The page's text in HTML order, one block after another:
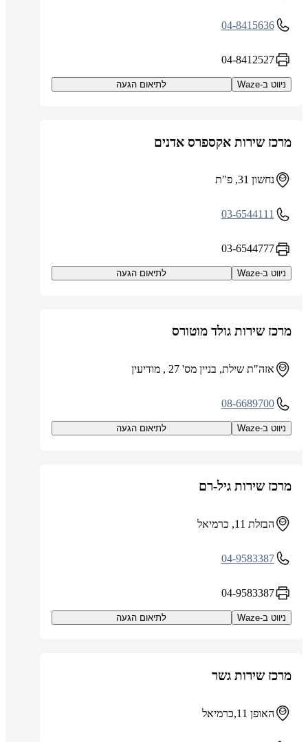
04-8415636
04-8412527
ניווט ב-Waze לתיאום הגעה
מרכז שירות אקספרס אדנים
נחשון 31, פ"ת
03-6544111
03-6544777
ניווט ב-Waze לתיאום הגעה
מרכז שירות גולד מוטורס
אזה"ת שילת, בניין מס' 27 , מודיעין
08-6689700
ניווט ב-Waze לתיאום הגעה
מרכז שירות גיל-רם
הבזלת 11, כרמיאל
04-9583387
04-9583387
ניווט ב-Waze לתיאום הגעה
מרכז שירות גשר
האופן 11,כרמיאל